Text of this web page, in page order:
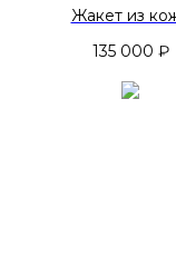
Жакет из
135 000 ₽